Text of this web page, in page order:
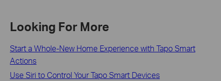
Looking For More
Start a Whole-New Home Experience with Tapo Smart
Actions
Use Siri to Control Your Tapo Smart Devices